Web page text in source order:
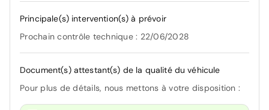
Principale(s) intervention(s) à prévoir
Prochain contrôle technique : 22/06/2028
Document(s) attestant(s) de la qualité du véhicule
Pour plus de détails, nous mettons à votre disposition :